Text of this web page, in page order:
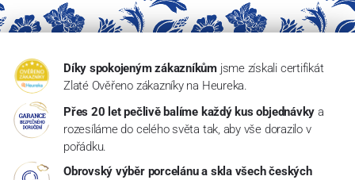
Díky spokojeným zákazníkům jsme získali certifikát
Zlaté Ověřeno zákazníky na Heureka.
Přes 20 let pečlivě balíme každý kus objednávky a
rozesíláme do celého světa tak, aby vše dorazilo v
pořádku.
Obrovský výběr porcelánu a skla všech českých